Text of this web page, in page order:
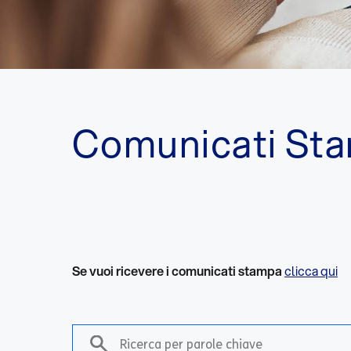
Comunicati
Se vuoi ricevere i comunicati stampaclicca qui